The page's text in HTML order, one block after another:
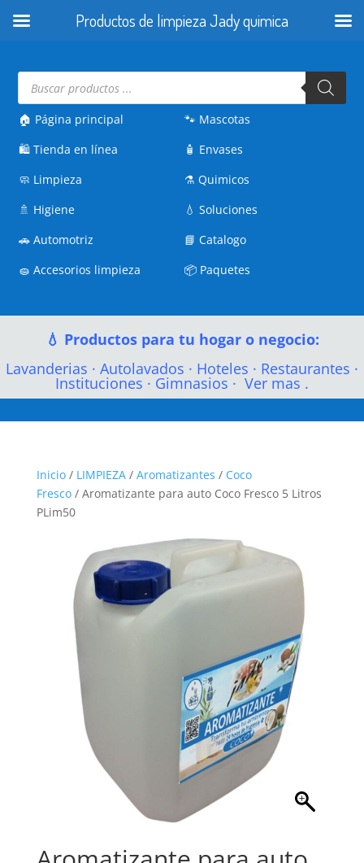
Búsqueda
productos
🏠 Página principal
🛍️Tienda en línea
🧼 Limpieza
🚿 Higiene
🚗Automotriz
🧽Accesorios limpieza
🐾 Mascotas
🧴 Envases
⚗️Quimicos
💧Soluciones
📘Catalogo
📦 Paquetes
💧 Productos para tu hogar o negocio:
Lavanderias · Autolavados · Hoteles · Restaurantes ·
Instituciones · Gimnasios · Ver mas .
Inicio/ LIMPIEZA/ Aromatizantes / Coco
Fresco/ Aromatizante para auto Coco Fresco 5 Litros
PLim50
Productos de limpieza Jady quimica